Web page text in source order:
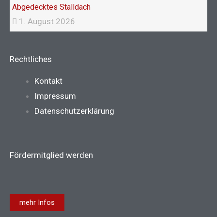
Abgedecktes Stalldach
1. August 2026
Rechtliches
Main
Menu
Kontakt
Impressum
Datenschutzerklärung
Fördermitglied werden
mehr Infos